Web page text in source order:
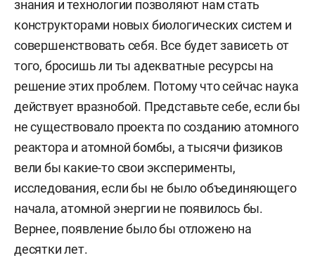
знания и технологии позволяют нам стать
конструкторами новых биологических систем и
совершенствовать себя. Все будет зависеть от
того, бросишь ли ты адекватные ресурсы на
решение этих проблем. Потому что сейчас наука
действует вразнобой. Представьте себе, если бы
не существовало проекта по созданию атомного
реактора и атомной бомбы, а тысячи физиков
вели бы какие-то свои эксперименты,
исследования, если бы не было объединяющего
начала, атомной энергии не появилось бы.
Вернее, появление было бы отложено на
десятки лет.